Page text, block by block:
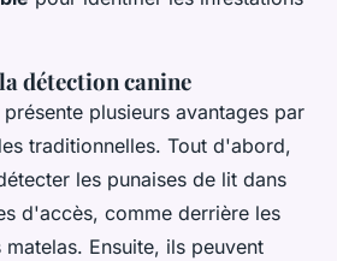
détection canine
plusieurs avantages par
traditionnelles. Tout d'abord,
les punaises de lit dans
d'accès, comme derrière les
Ensuite, ils peuvent